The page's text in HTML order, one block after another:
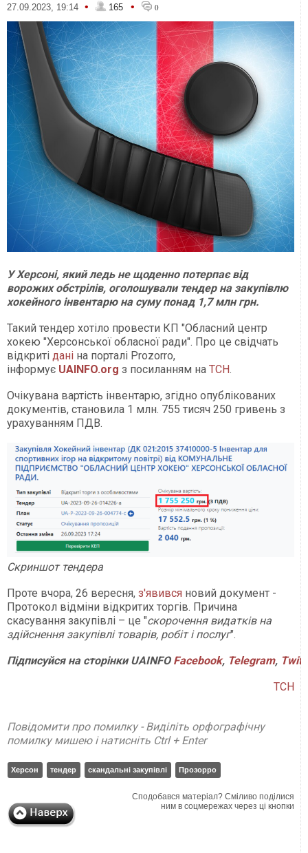
27.09.2023, 19:14 • 165 • 0
У Херсоні, який ледь не щоденно потерпає від
ворожих обстрілів, оголошували тендер на закупівлю
хокейного інвентарю на суму понад 1,7 млн грн.
Такий тендер хотіло провести КП "Обласний центр
хокею "Херсонської обласної ради". Про це свідчать
відкриті дані на порталі Prozorro,
інформує UAINFO.org з посиланням на ТСН.
Очікувана вартість інвентарю, згідно опублікованих
документів, становила 1 млн. 755 тисяч 250 гривень з
урахуванням ПДВ.
Скриншот тендера
Проте вчора, 26 вересня, з'явився новий документ -
Протокол відміни відкритих торгів. Причина
скасування закупівлі – це "скорочення видатків на
здійснення закупівлі товарів, робіт і послуг".
Підписуйся на сторінки UAINFO Facebook, Telegram,
ТСН
Повідомити про помилку - Виділіть орфографічну
помилку мишею і натисніть Ctrl + Enter
Херсон тендер скандальні закупівлі Прозорро
Сподобався матеріал? Сміливо поділися
ним в соцмережах через ці кнопки